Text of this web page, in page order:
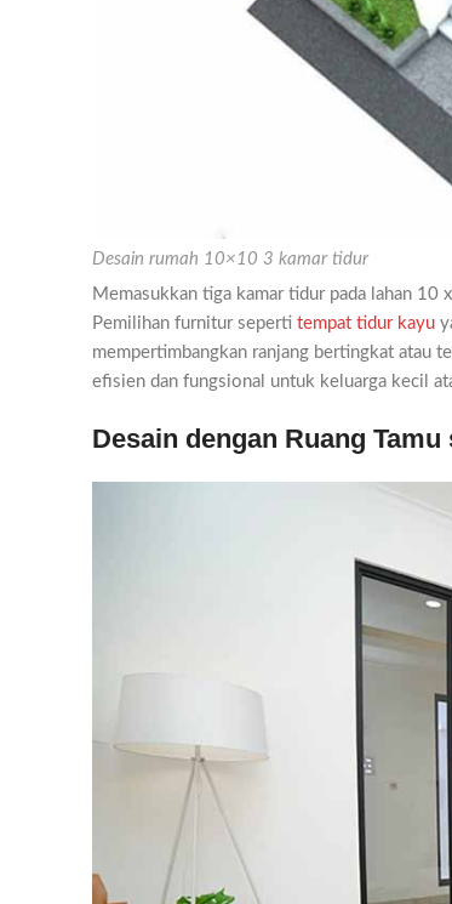
Desain rumah 10×10 3 kamar tidur
Memasukkan tiga kamar tidur pada lahan 10
Pemilihan furnitur seperti tempat tidur kayu
mempertimbangkan ranjang bertingkat atau
efisien dan fungsional untuk keluarga kecil
Desain dengan Ruang